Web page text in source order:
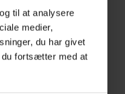
til at analysere
medier,
du har givet
fortsætter med at